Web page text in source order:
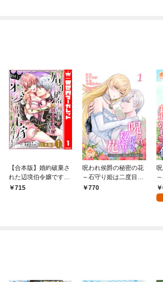
【合本版】婚約破棄さ
れた辺境伯令嬢です
が、敵国王に求愛され
715
呪われ侯爵の秘密の花
～石守り姫は二度目の
幸せを掴む～【合本
770